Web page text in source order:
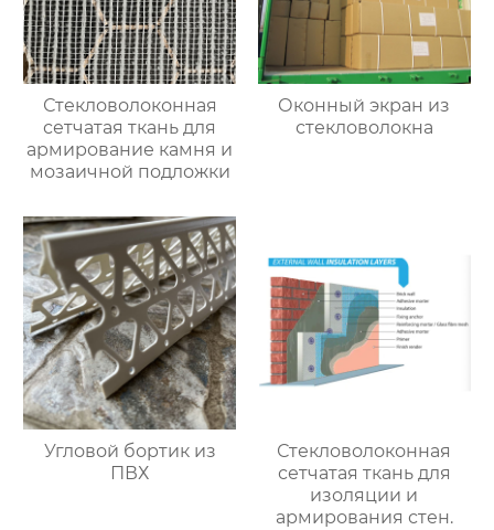
Стекловолоконная
сетчатая ткань для
армирование камня и
мозаичной подложки
Оконный экран из
стекловолокна
Угловой бортик из
ПВХ
Стекловолоконная
сетчатая ткань для
изоляции и
армирования стен.